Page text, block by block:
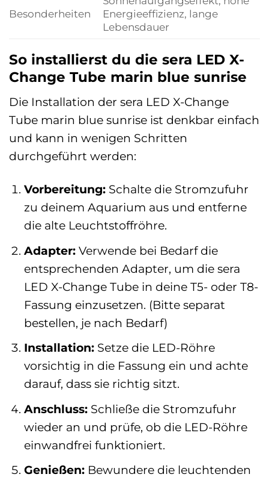
Besonderheiten
Energieeffizienz, lange
Lebensdauer
So installierst du die sera LED X-
Change Tube marin blue sunrise
Die Installation der sera LED X-Change
Tube marin blue sunrise ist denkbar einfach
und kann in wenigen Schritten
durchgeführt werden:
Vorbereitung:Schalte die Stromzufuhr
zu deinem Aquarium aus und entferne
die alte Leuchtstoffröhre.
Adapter:Verwende bei Bedarf die
entsprechenden Adapter, um die sera
LED X-Change Tube in deine T5- oder T8-
Fassung einzusetzen. (Bitte separat
bestellen, je nach Bedarf)
Installation:Setze die LED-Röhre
vorsichtig in die Fassung ein und achte
darauf, dass sie richtig sitzt.
Anschluss:Schließe die Stromzufuhr
wieder an und prüfe, ob die LED-Röhre
einwandfrei funktioniert.
Genießen:Bewundere die leuchtenden